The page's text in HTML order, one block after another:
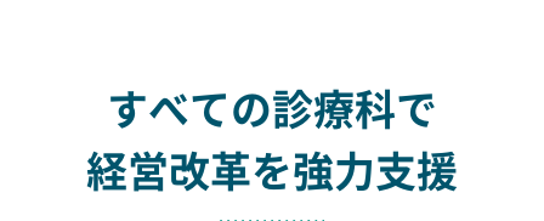
すべての診療科で
経営改革を強力支援